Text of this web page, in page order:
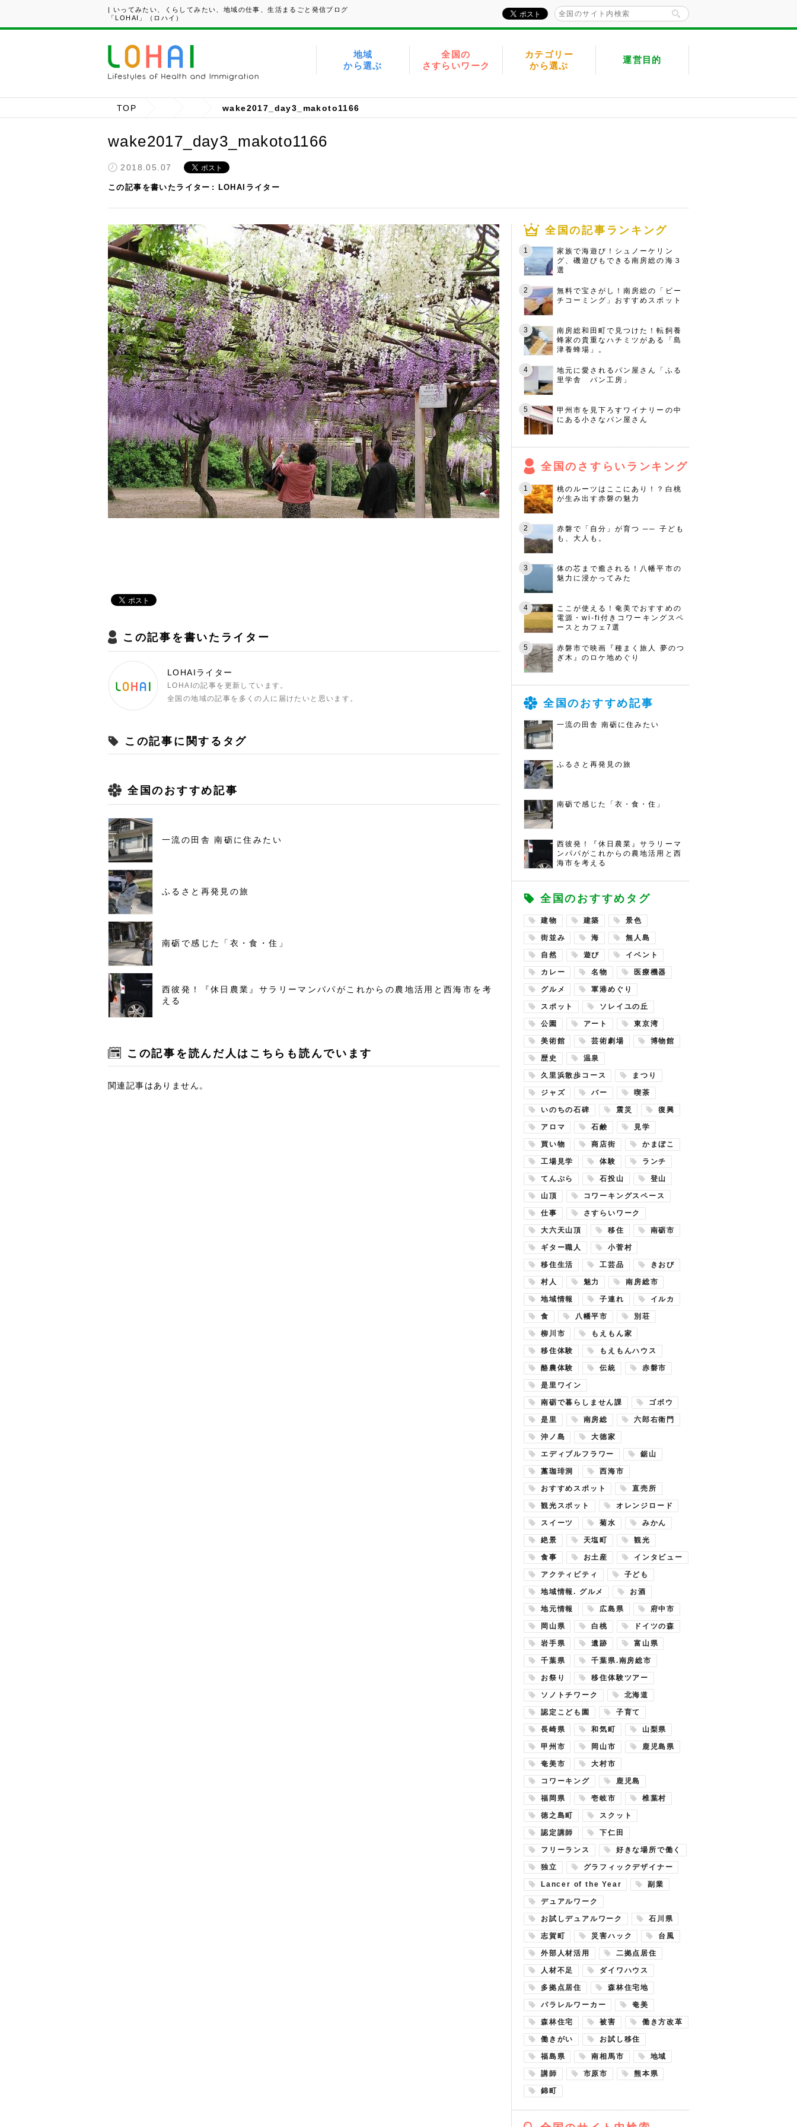
| いってみたい、くらしてみたい、地域の仕事、生活まるごと発信ブログ
「LOHAI」（ロハイ）
地域
から選ぶ
全国の
さすらいワーク
カテゴリー
から選ぶ
運営目的
TOP wake2017_day3_makoto1166
wake2017_day3_makoto1166
2018.05.07
この記事を書いたライター LOHAIライター
この記事を書いたライター
LOHAIライター
LOHAIの記事を更新しています。
全国の地域の記事を多くの人に届けたいと思います。
この記事に関するタグ
全国のおすすめ記事
一流の田舎 南砺に住みたい
ふるさと再発見の旅
南砺で感じた「衣・食・住」
西彼発！『休日農業』サラリーマンパパがこれからの農地活用と西海市を考
える
この記事を読んだ人はこちらも読んでいます
関連記事はありません。
全国の記事ランキング
家族で海遊び！シュノーケリン
グ、磯遊びもできる南房総の海３
選
無料で宝さがし！南房総の「ビー
チコーミング」おすすめスポット
南房総和田町で見つけた！転飼養
蜂家の貴重なハチミツがある「島
津養蜂場」。
地元に愛されるパン屋さん「ふる
里学舎 パン工房」
甲州市を見下ろすワイナリーの中
にある小さなパン屋さん
全国のさすらいランキング
桃のルーツはここにあり！？白桃
が生み出す赤磐の魅力
赤磐で「自分」が育つ ── 子ども
も、大人も。
体の芯まで癒される！八幡平市の
魅力に浸かってみた
ここが使える！奄美でおすすめの
電源・wi-fi付きコワーキングスペ
ースとカフェ7選
赤磐市で映画『種まく旅人 夢のつ
ぎ木』のロケ地めぐり
全国のおすすめ記事
一流の田舎 南砺に住みたい
ふるさと再発見の旅
南砺で感じた「衣・食・住」
西彼発！『休日農業』サラリーマ
ンパパがこれからの農地活用と西
海市を考える
全国のおすすめタグ
建物 建築 景色
街並み 海 無人島
自然 遊び イベント
カレー 名物 医療機器
グルメ 軍港めぐり
スポット ソレイユの丘
公園 アート 東京湾
美術館 芸術劇場 博物館
歴史 温泉
久里浜散歩コース まつり
ジャズ バー 喫茶
いのちの石碑 震災 復興
アロマ 石鹸 見学
買い物 商店街 かまぼこ
工場見学 体験 ランチ
てんぷら 石投山 登山
山頂 コワーキングスペース
仕事 さすらいワーク
大六天山頂 移住 南砺市
ギター職人 小菅村
移住生活 工芸品 きおび
村人 魅力 南房総市
地域情報 子連れ イルカ
食 八幡平市 別荘
柳川市 もえもん家
移住体験 もえもんハウス
酪農体験 伝統 赤磐市
是里ワイン
南砺で暮らしません課 ゴボウ
是里 南房総 六郎右衛門
沖ノ島 大徳家
エディブルフラワー 鋸山
藁珈琲洞 西海市
おすすめスポット 直売所
観光スポット オレンジロード
スイーツ 菊水 みかん
絶景 天塩町 観光
食事 お土産 インタビュー
アクティビティ 子ども
地域情報. グルメ お酒
地元情報 広島県 府中市
岡山県 白桃 ドイツの森
岩手県 遺跡 富山県
千葉県 千葉県.南房総市
お祭り 移住体験ツアー
ソノトチワーク 北海道
認定こども園 子育て
長崎県 和気町 山梨県
甲州市 岡山市 鹿児島県
奄美市 大村市
コワーキング 鹿児島
福岡県 壱岐市 椎葉村
徳之島町 スクット
認定講師 下仁田
フリーランス 好きな場所で働く
独立 グラフィックデザイナー
Lancer of the Year 副業
デュアルワーク
お試しデュアルワーク 石川県
志賀町 災害ハック 台風
外部人材活用 二拠点居住
人材不足 ダイワハウス
多拠点居住 森林住宅地
パラレルワーカー 奄美
森林住宅 被害 働き方改革
働きがい お試し移住
福島県 南相馬市 地域
講師 市原市 熊本県
錦町